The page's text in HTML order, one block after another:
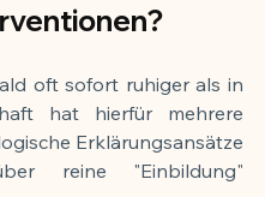
oft sofort ruhiger als in
hat hierfür mehrere
Erklärungsansätze
reine "Einbildung"